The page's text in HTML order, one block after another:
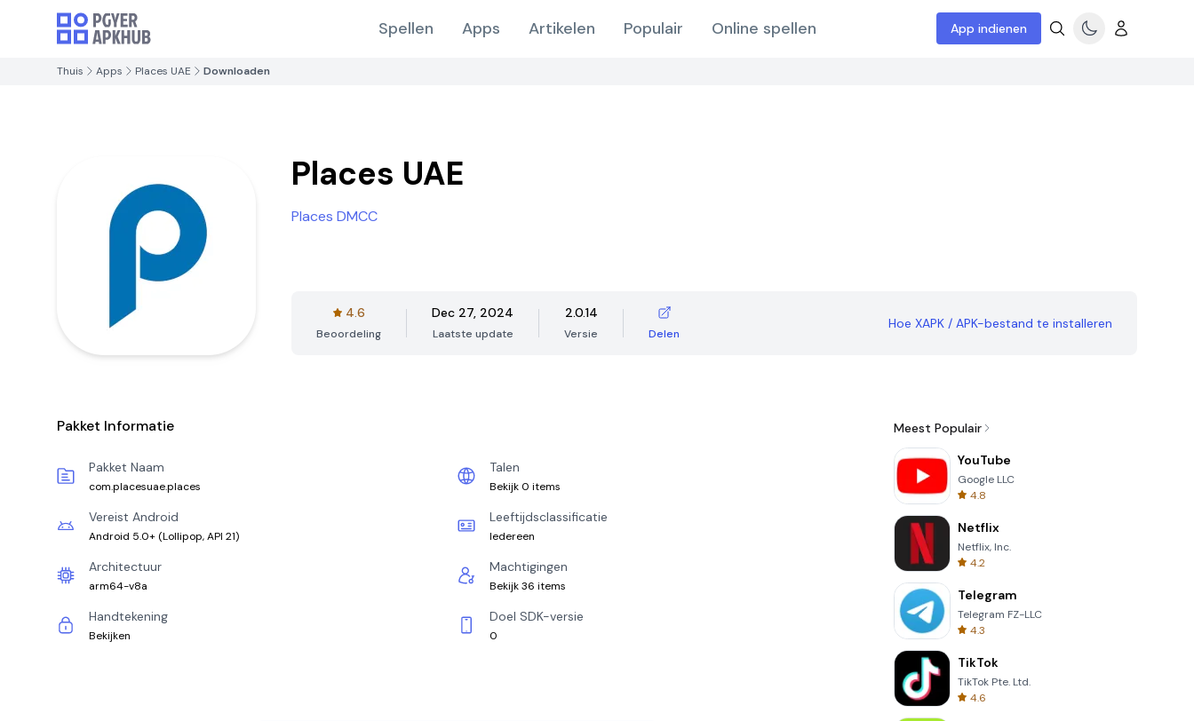
Spellen Apps Artikelen Populair Online spellen App indienen
Thuis Apps Places UAE Downloaden
Places UAE
Places DMCC
4.6
Beoordeling
Dec 27, 2024
Laatste update
2.0.14
Versie Delen
Hoe XAPK / APK-bestand te installeren
Pakket Informatie
Pakket Naam
com.placesuae.places
Talen
Bekijk 0 items
Vereist Android
Android 5.0+ (Lollipop, API 21)
Leeftijdsclassificatie
Iedereen
Architectuur
arm64-v8a
Machtigingen
Bekijk 36 items
Handtekening
Bekijken
Doel SDK-versie
0
Meest Populair
YouTube
Google LLC
4.8
Netflix
Netflix, Inc.
4.2
Telegram
Telegram FZ-LLC
4.3
TikTok
TikTok Pte. Ltd.
4.6